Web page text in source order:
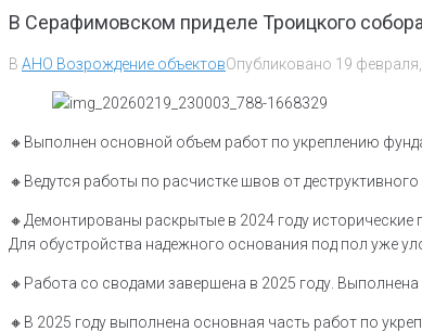
В Серафимовском приделе Троицкого
В АНО Возрождение объектовОпубликовано 19
🔸Выполнен основной объем работ по укреплению
🔸Ведутся работы по расчистке швов от
🔸Демонтированы раскрытые в 2024 году
Для обустройства надежного основания под пол уже
🔸Работа со сводами завершена в 2025 году.
🔸В 2025 году выполнена основная часть работ по